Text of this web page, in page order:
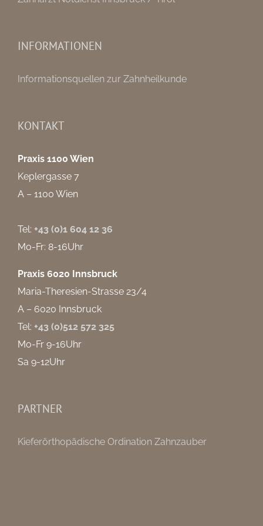
INFORMATIONEN
Informationsquellen zur Zahnheilkunde
KONTAKT
Praxis 1100 Wien
Keplergasse 7
A – 1100 Wien
Tel: +43 (0)1 604 12 36
Mo-Fr: 8-16Uhr
Praxis 6020 Innsbruck
Maria-Theresien-Strasse 23/4
A – 6020 Innsbruck
Tel: +43 (0)512 572 325
Mo-Fr 9-16Uhr
Sa 9-12Uhr
PARTNER
Kieferörthopädische Ordination Zahnzauber